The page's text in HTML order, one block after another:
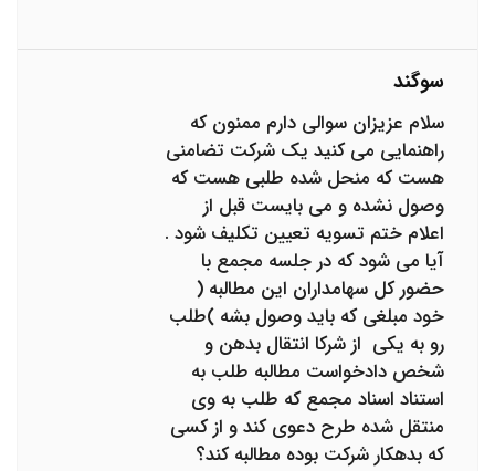
سوگند
سلام عزیزان سوالی دارم ممنون که
راهنمایی می کنید یک شرکت تضامنی
هست که منحل شده طلبی هست که
وصول نشده و می بایست قبل از
اعلام ختم تسویه تعیین تکلیف شود .
آیا می شود که در جلسه مجمع با
حضور کل سهامداران این مطالبه (
خود مبلغی که باید وصول بشه )طلب
رو به یکی از شرکا انتقال بدهن و
شخص دادخواست مطالبه طلب به
استناد اسناد مجمع که طلب به وی
منتقل شده طرح دعوی کند و از کسی
که بدهکار شرکت بوده مطالبه کند؟